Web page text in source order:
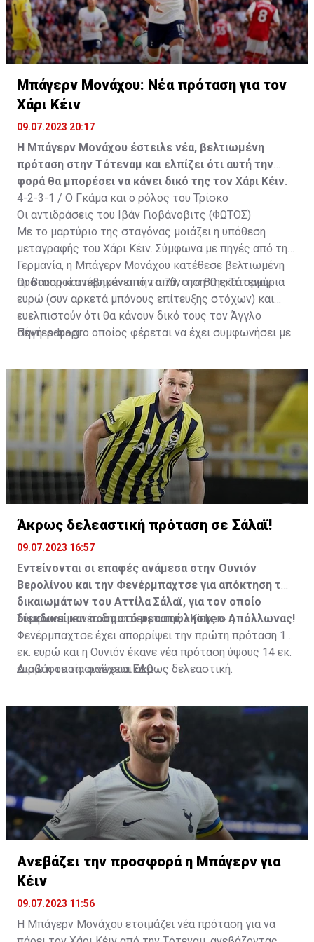
Μπάγερν Μονάχου: Νέα πρόταση για τον
Χάρι Κέιν
09.07.2023 20:17
Η Μπάγερν Μονάχου έστειλε νέα, βελτιωμένη
πρόταση στην Τότεναμ και ελπίζει ότι αυτή την
φορά θα μπορέσει να κάνει δικό της τον Χάρι Κέιν.
4-2-3-1 / Ο Γκάμα και ο ρόλος του Τρίσκο
Οι αντιδράσεις του Ιβάν Γιοβάνοβιτς (ΦΩΤΟΣ)
Με το μαρτύριο της σταγόνας μοιάζει η υπόθεση
μεταγραφής του Χάρι Κέιν. Σύμφωνα με πηγές από την
Γερμανία, η Μπάγερν Μονάχου κατέθεσε βελτιωμένη
πρόταση και περιμένει την απάντηση της Τότεναμ.
Οι Βαυαροί ανέβηκαν από τα 70, στα 80 εκατομμύρια
ευρώ (συν αρκετά μπόνους επίτευξης στόχων) και
ευελπιστούν ότι θα κάνουν δικό τους τον Άγγλο
σέντερ-φορ, ο οποίος φέρεται να έχει συμφωνήσει με
Πηγή: sdna.gr
Άκρως δελεαστική πρόταση σε Σάλαϊ!
09.07.2023 16:57
Εντείνονται οι επαφές ανάμεσα στην Ουνιόν
Βερολίνου και την Φενέρμπαχτσε για απόκτηση των
δικαιωμάτων του Αττίλα Σάλαϊ, για τον οποίο
διεκδικεί και ποσοστό μεταπώλησης ο Απόλλωνας!
Σύμφωνα με νέο δημοσίευμα της «Kicker» η
Φενέρμπαχτσε έχει απορρίψει την πρώτη πρόταση 12
εκ. ευρώ και η Ουνιόν έκανε νέα πρόταση ύψους 14 εκ.
ευρώ η οποία φαίνεται άκρως δελεαστική.
Διαβάστε τη συνέχειαΕΔΩ
Ανεβάζει την προσφορά η Μπάγερν για
Κέιν
09.07.2023 11:56
Η Μπάγερν Μονάχου ετοιμάζει νέα πρόταση για να